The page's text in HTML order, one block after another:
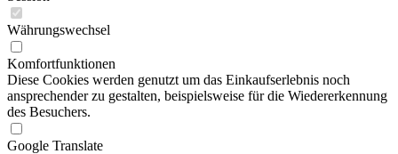
Währungswechsel
Komfortfunktionen
Diese Cookies werden genutzt um das Einkaufserlebnis noch
ansprechender zu gestalten, beispielsweise für die Wiedererkennung
des Besuchers.
Google Translate